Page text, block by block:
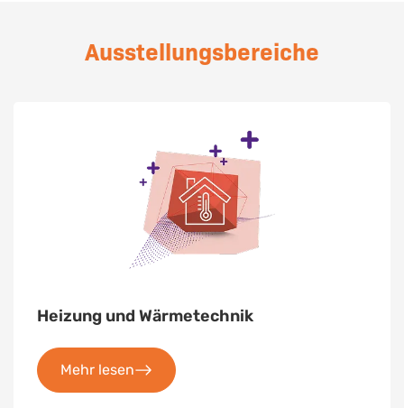
Ausstellungsbereiche
Heizung und Wärmetechnik
Mehr lesen